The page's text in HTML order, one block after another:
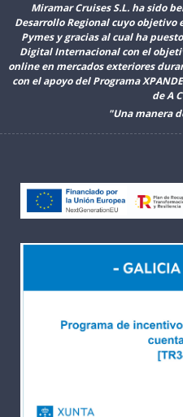
Miramar Cruises S.L. ha sido
Desarrollo Regional cuyo
Pymes y gracias al cual ha
Digital Internacional con el
online en mercados exteriores
con el apoyo del Programa
de A
"Una manera